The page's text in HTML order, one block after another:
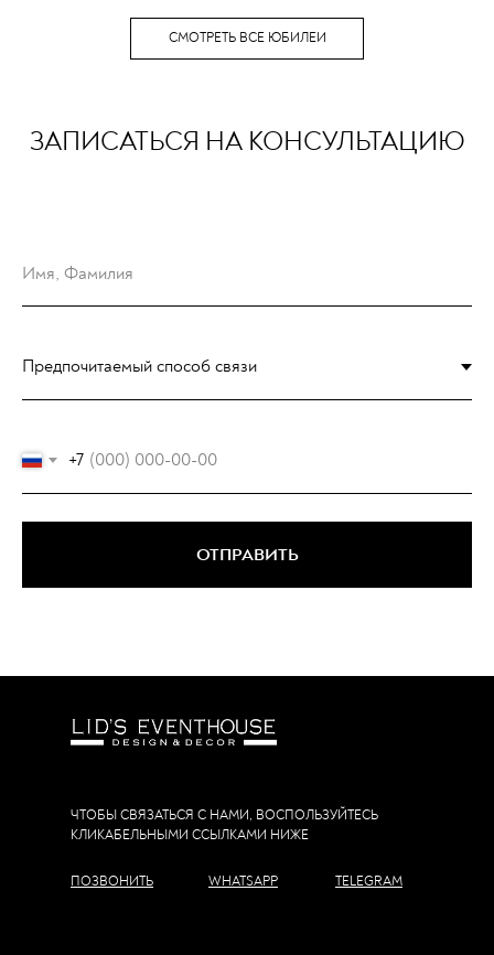
СМОТРЕТЬ ВСЕ ЮБИЛЕИ
ЗАПИСАТЬСЯ НА КОНСУЛЬТАЦИЮ
+7
ОТПРАВИТЬ
TELEGRAM
WHATSAPP
ЧТОБЫ СВЯЗАТЬСЯ С НАМИ, ВОСПОЛЬЗУЙТЕСЬ
КЛИКАБЕЛЬНЫМИ ССЫЛКАМИ НИЖЕ
ПОЗВОНИТЬ